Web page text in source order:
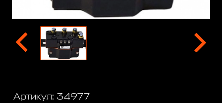
Артикул: 34977